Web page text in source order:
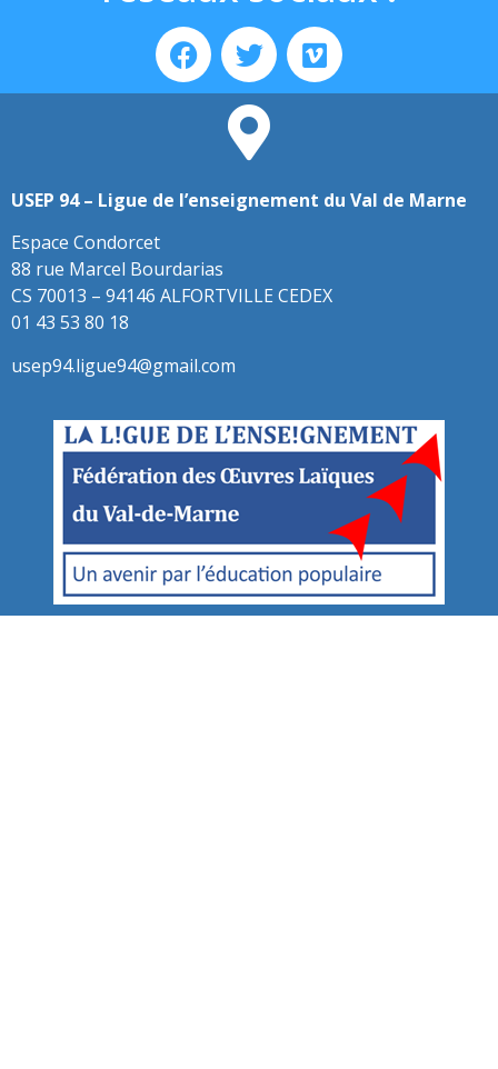
USEP 94 – Ligue de l’enseignement du Val de Marne
Espace Condorcet
88 rue Marcel Bourdarias
CS 70013 – 94146 ALFORTVILLE CEDEX
01 43 53 80 18
usep94.ligue94@gmail.com